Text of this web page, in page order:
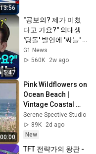
13:56
5:47
"공보의? 제가 미쳤
다고 가요?" 의대생
'당돌' 발언에 '싸늘'
[G1현장영상]
G1 News
560K
2w ago
Pink Wildflowers on
Ocean Beach |
Vintage Coastal
Seascape Oil
Painting | 4K
Ambient TV
Screensaver
Serene Spective Studio
89K
2d ago
New
TFT 전략가의 왕관 -